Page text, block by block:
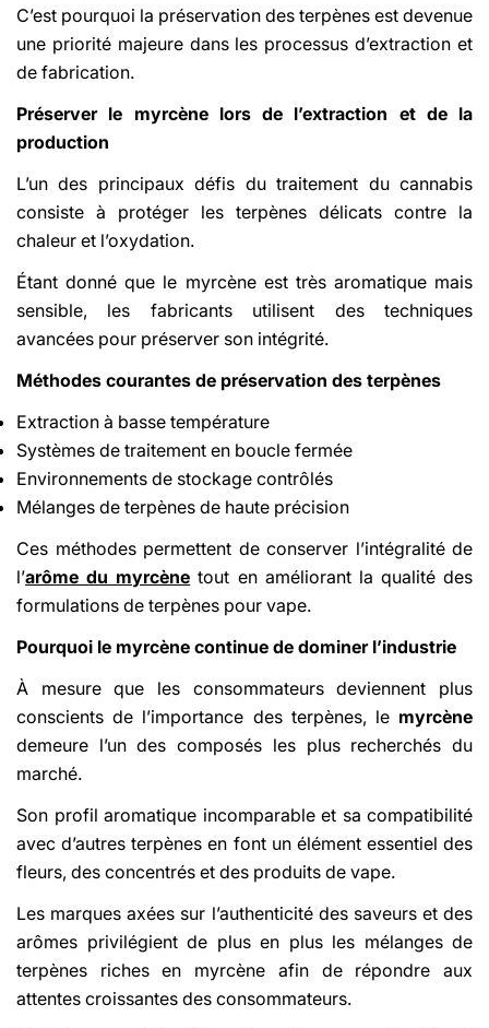
C’est pourquoi la préservation des terpènes est devenue
une priorité majeure dans les processus d’extraction et
de fabrication.
Préserver le myrcène lors de l’extraction et de la
production
L’un des principaux défis du traitement du cannabis
consiste à protéger les terpènes délicats contre la
chaleur et l’oxydation.
Étant donné que le myrcène est très aromatique mais
sensible, les fabricants utilisent des techniques
avancées pour préserver son intégrité.
Méthodes courantes de préservation des terpènes
Extraction à basse température
Systèmes de traitement en boucle fermée
Environnements de stockage contrôlés
Mélanges de terpènes de haute précision
Ces méthodes permettent de conserver l’intégralité de
l’arôme du myrcène tout en améliorant la qualité des
formulations de terpènes pour vape.
Pourquoi le myrcène continue de dominer l’industrie
À mesure que les consommateurs deviennent plus
conscients de l’importance des terpènes, le myrcène
demeure l’un des composés les plus recherchés du
marché.
Son profil aromatique incomparable et sa compatibilité
avec d’autres terpènes en font un élément essentiel des
fleurs, des concentrés et des produits de vape.
Les marques axées sur l’authenticité des saveurs et des
arômes privilégient de plus en plus les mélanges de
terpènes riches en myrcène afin de répondre aux
attentes croissantes des consommateurs.